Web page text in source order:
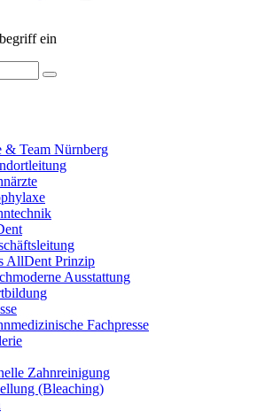
ein
& Team Nürnberg
AllDent Prinzip
Ausstattung
Fachpresse
Zahnreinigung
(Bleaching)